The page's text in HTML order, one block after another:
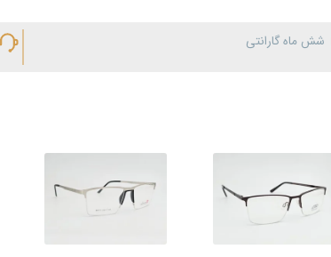
شش ماه گارانتی